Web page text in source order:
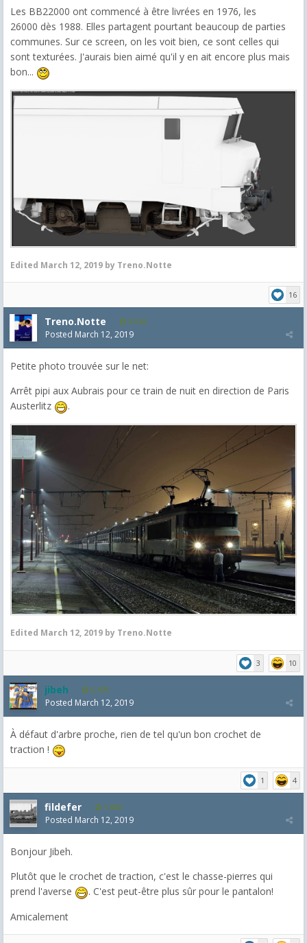
Les BB22000 ont commencé à être livrées en 1976, les
26000 dès 1988. Elles partagent pourtant beaucoup de parties
communes. Sur ce screen, on les voit bien, ce sont celles qui
sont texturées. J'aurais bien aimé qu'il y en ait encore plus mais
bon...
Edited March 12, 2019 by Treno.Notte
16
Treno.Notte 5,543
Posted March 12, 2019
Petite photo trouvée sur le net:
Arrêt pipi aux Aubrais pour ce train de nuit en direction de Paris
Austerlitz
.
Edited March 12, 2019 by Treno.Notte
3 10
jibeh 5,475
Posted March 12, 2019
À défaut d'arbre proche, rien de tel qu'un bon crochet de
traction !
1 4
fildefer 1,603
Posted March 12, 2019
Bonjour Jibeh.
Plutôt que le crochet de traction, c'est le chasse-pierres qui
prend l'averse
. C'est peut-être plus sûr pour le pantalon!
Amicalement